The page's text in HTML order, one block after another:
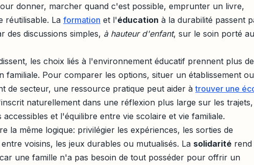
donner, marcher quand c'est possible, emprunter un livre,
réutilisable. La formation et l'éducation à la durabilité passent
des discussions simples, à hauteur d'enfant, sur le soin porté
les choix liés à l'environnement éducatif prennent plus de
familiale. Pour comparer les options, situer un établissement ou
de secteur, une ressource pratique peut aider àtrouver une
naturellement dans une réflexion plus large sur les trajets,
accessibles et l'équilibre entre vie scolaire et vie familiale.
la même logique: privilégier les expériences, les sorties de
voisins, les jeux durables ou mutualisés. La solidarité rend
une famille n'a pas besoin de tout posséder pour offrir un